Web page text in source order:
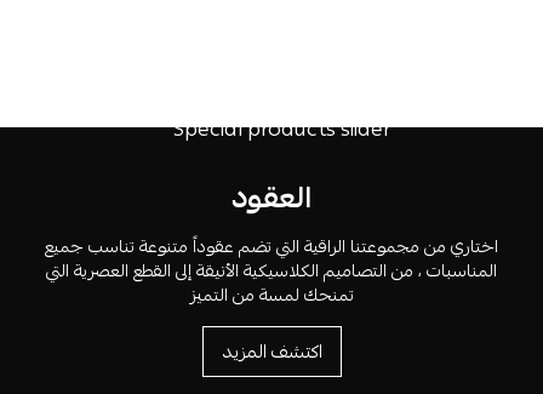
العقود
اختاري من مجموعتنا الراقية التي تضم عقوداً متنوعة تناسب جميع
المناسبات ، من التصاميم الكلاسيكية الأنيقة إلى القطع العصرية التي
تمنحك لمسة من التميز
اكتشف المزيد